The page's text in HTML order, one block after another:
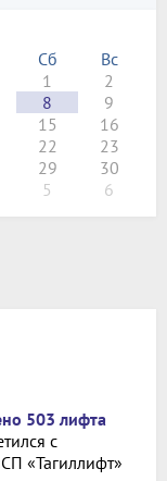
Сб
Вс
1
2
8
9
15
16
22
23
29
30
5 6
503 лифта
с
«Тагиллифт»